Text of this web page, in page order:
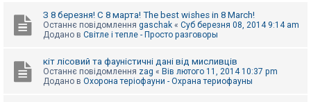
е
и
з
З 8 березня! С 8 марта! The best wishes in 8 March!
Останнє повідомлення gaschak « Суб березня 08, 2014 9:14 am
Додано в Світле і тепле - Просто разговоры
кіт лісовий та фауністичні дані від мисливців
Останнє повідомлення zag « Вів лютого 11, 2014 10:37 pm
Додано в Охорона теріофауни - Охрана териофауны